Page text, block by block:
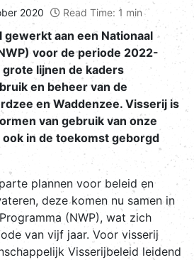
2020 Read Time: 1 min
aan een Nationaal
voor de periode 2022-
grote lijnen de kaders
en beheer van de
en Waddenzee. Visserij is
van gebruik van onze
in de toekomst geborgd
plannen voor beleid en
deze komen nu samen in
(NWP), wat zich
van vijf jaar. Voor visserij
Visserijbeleid leidend